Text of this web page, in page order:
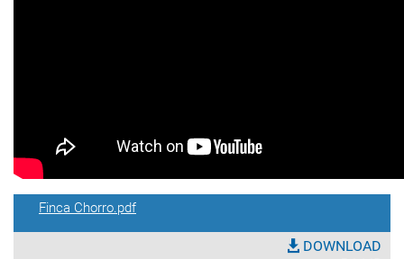
Finca Chorro.pdf
DOWNLOAD